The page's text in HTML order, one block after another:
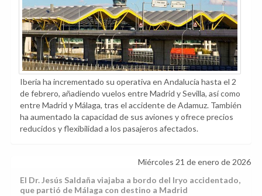
Iberia ha incrementado su operativa en Andalucía hasta el 2
de febrero, añadiendo vuelos entre Madrid y Sevilla, así como
entre Madrid y Málaga, tras el accidente de Adamuz. También
ha aumentado la capacidad de sus aviones y ofrece precios
reducidos y flexibilidad a los pasajeros afectados.
Miércoles 21 de enero de 2026
El Dr. Jesús Saldaña viajaba a bordo del Iryo accidentado,
que partió de Málaga con destino a Madrid